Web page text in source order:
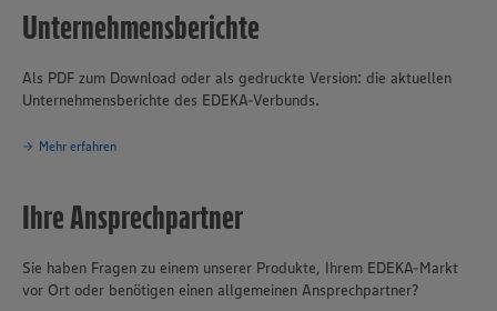
Unternehmensberichte
Als PDF zum Download oder als gedruckte Version: die aktuellen
Unternehmensberichte des EDEKA-Verbunds.
Mehr erfahren
Ihre Ansprechpartner
Sie haben Fragen zu einem unserer Produkte, Ihrem EDEKA-Markt
vor Ort oder benötigen einen allgemeinen Ansprechpartner?